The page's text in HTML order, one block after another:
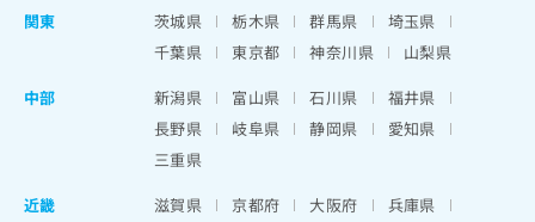
関東
茨城県 栃木県 群馬県
埼玉県
千葉県
東京都 神奈川県
山梨県
中部
新潟県 富山県 石川県
福井県
長野県
岐阜県 静岡県
愛知県
三重県
近畿
滋賀県 京都府 大阪府
兵庫県